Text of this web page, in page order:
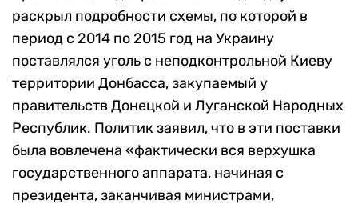
раскрыл подробности схемы, по которой в
период с 2014 по 2015 год на Украину
поставлялся уголь с неподконтрольной Киеву
территории Донбасса, закупаемый у
правительств Донецкой и Луганской Народных
Республик. Политик заявил, что в эти поставки
была вовлечена «фактически вся верхушка
государственного аппарата, начиная с
президента, заканчивая министрами,